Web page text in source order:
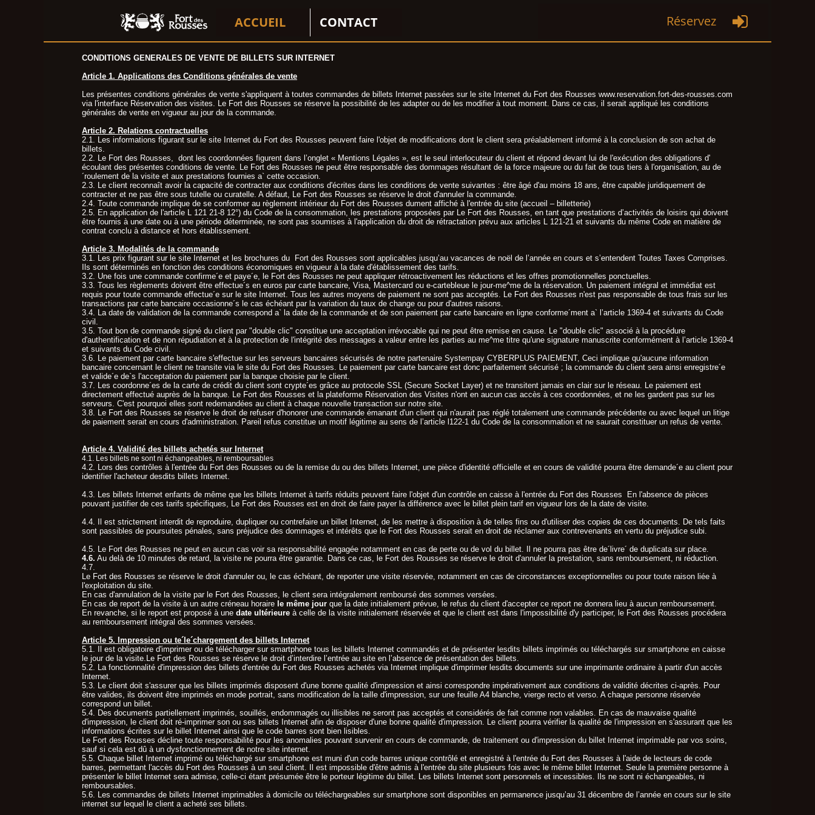
ACCUEIL CONTACT Réservez 
CONDITIONS GENERALES DE VENTE DE BILLETS SUR INTERNET
Article 1. Applications des Conditions générales de vente
Les présentes conditions générales de vente s'appliquent à toutes commandes de billets Internet passées sur le site Internet du Fort des Rousses www.reservation.fort-des-rousses.com
via l'interface Réservation des visites. Le Fort des Rousses se réserve la possibilité de les adapter ou de les modifier à tout moment. Dans ce cas, il serait appliqué les conditions
générales de vente en vigueur au jour de la commande.
Article 2. Relations contractuelles
2.1. Les informations figurant sur le site Internet du Fort des Rousses peuvent faire l'objet de modifications dont le client sera préalablement informé à la conclusion de son achat de
billets.
2.2. Le Fort des Rousses, dont les coordonnées figurent dans l’onglet « Mentions Légales », est le seul interlocuteur du client et répond devant lui de l'exécution des obligations d'
écoulant des présentes conditions de vente. Le Fort des Rousses ne peut être responsable des dommages résultant de la force majeure ou du fait de tous tiers à l'organisation, au de
´roulement de la visite et aux prestations fournies a` cette occasion.
2.3. Le client reconnaît avoir la capacité de contracter aux conditions d'écrites dans les conditions de vente suivantes : être âgé d'au moins 18 ans, être capable juridiquement de
contracter et ne pas être sous tutelle ou curatelle. A défaut, Le Fort des Rousses se réserve le droit d'annuler la commande.
2.4. Toute commande implique de se conformer au règlement intérieur du Fort des Rousses dument affiché à l'entrée du site (accueil – billetterie)
2.5. En application de l'article L 121 21-8 12°) du Code de la consommation, les prestations proposées par Le Fort des Rousses, en tant que prestations d’activités de loisirs qui doivent
être fournis à une date ou à une période déterminée, ne sont pas soumises à l'application du droit de rétractation prévu aux articles L 121-21 et suivants du même Code en matière de
contrat conclu à distance et hors établissement.
Article 3. Modalités de la commande
3.1. Les prix figurant sur le site Internet et les brochures du Fort des Rousses sont applicables jusqu’au vacances de noël de l’année en cours et s’entendent Toutes Taxes Comprises.
Ils sont déterminés en fonction des conditions économiques en vigueur à la date d'établissement des tarifs.
3.2. Une fois une commande confirme´e et paye´e, le Fort des Rousses ne peut appliquer rétroactivement les réductions et les offres promotionnelles ponctuelles.
3.3. Tous les règlements doivent être effectue´s en euros par carte bancaire, Visa, Mastercard ou e-cartebleue le jour-me^me de la réservation. Un paiement intégral et immédiat est
requis pour toute commande effectue´e sur le site Internet. Tous les autres moyens de paiement ne sont pas acceptés. Le Fort des Rousses n'est pas responsable de tous frais sur les
transactions par carte bancaire occasionne´s le cas échéant par la variation du taux de change ou pour d'autres raisons.
3.4. La date de validation de la commande correspond a` la date de la commande et de son paiement par carte bancaire en ligne conforme´ment a` l’article 1369-4 et suivants du Code
civil.
3.5. Tout bon de commande signé du client par "double clic" constitue une acceptation irrévocable qui ne peut être remise en cause. Le "double clic" associé à la procédure
d'authentification et de non répudiation et à la protection de l'intégrité des messages a valeur entre les parties au me^me titre qu'une signature manuscrite conformément à l’article 1369-4
et suivants du Code civil.
3.6. Le paiement par carte bancaire s'effectue sur les serveurs bancaires sécurisés de notre partenaire Systempay CYBERPLUS PAIEMENT, Ceci implique qu'aucune information
bancaire concernant le client ne transite via le site du Fort des Rousses. Le paiement par carte bancaire est donc parfaitement sécurisé ; la commande du client sera ainsi enregistre´e
et valide´e de`s l'acceptation du paiement par la banque choisie par le client.
3.7. Les coordonne´es de la carte de crédit du client sont crypte´es grâce au protocole SSL (Secure Socket Layer) et ne transitent jamais en clair sur le réseau. Le paiement est
directement effectué auprès de la banque. Le Fort des Rousses et la plateforme Réservation des Visites n'ont en aucun cas accès à ces coordonnées, et ne les gardent pas sur les
serveurs. C'est pourquoi elles sont redemandées au client à chaque nouvelle transaction sur notre site.
3.8. Le Fort des Rousses se réserve le droit de refuser d'honorer une commande émanant d'un client qui n'aurait pas réglé totalement une commande précédente ou avec lequel un litige
de paiement serait en cours d'administration. Pareil refus constitue un motif légitime au sens de l’article l122-1 du Code de la consommation et ne saurait constituer un refus de vente.
Article 4. Validité des billets achetés sur Internet
4.1. Les billets ne sont ni échangeables, ni remboursables.
4.2. Lors des contrôles à l'entrée du Fort des Rousses ou de la remise du ou des billets Internet, une pièce d'identité officielle et en cours de validité pourra être demande´e au client pour
identifier l'acheteur desdits billets Internet.
4.3. Les billets Internet enfants de même que les billets Internet à tarifs réduits peuvent faire l'objet d'un contrôle en caisse à l'entrée du Fort des Rousses En l'absence de pièces
pouvant justifier de ces tarifs spécifiques, Le Fort des Rousses est en droit de faire payer la différence avec le billet plein tarif en vigueur lors de la date de visite.
4.4. Il est strictement interdit de reproduire, dupliquer ou contrefaire un billet Internet, de les mettre à disposition à de telles fins ou d'utiliser des copies de ces documents. De tels faits
sont passibles de poursuites pénales, sans préjudice des dommages et intérêts que le Fort des Rousses serait en droit de réclamer aux contrevenants en vertu du préjudice subi.
4.5. Le Fort des Rousses ne peut en aucun cas voir sa responsabilité engagée notamment en cas de perte ou de vol du billet. Il ne pourra pas être de´livre´ de duplicata sur place.
4.6. Au delà de 10 minutes de retard, la visite ne pourra être garantie. Dans ce cas, le Fort des Rousses se réserve le droit d'annuler la prestation, sans remboursement, ni réduction.
4.7.
Le Fort des Rousses se réserve le droit d'annuler ou, le cas échéant, de reporter une visite réservée, notamment en cas de circonstances exceptionnelles ou pour toute raison liée à
l'exploitation du site.
En cas d'annulation de la visite par le Fort des Rousses, le client sera intégralement remboursé des sommes versées.
En cas de report de la visite à un autre créneau horaire le même jour que la date initialement prévue, le refus du client d'accepter ce report ne donnera lieu à aucun remboursement.
En revanche, si le report est proposé à une date ultérieure à celle de la visite initialement réservée et que le client est dans l'impossibilité d'y participer, le Fort des Rousses procédera
au remboursement intégral des sommes versées.
Article 5. Impression ou te´le´chargement des billets Internet
5.1. Il est obligatoire d'imprimer ou de télécharger sur smartphone tous les billets Internet commandés et de présenter lesdits billets imprimés ou téléchargés sur smartphone en caisse
le jour de la visite.Le Fort des Rousses se réserve le droit d’interdire l’entrée au site en l’absence de présentation des billets.
5.2. La fonctionnalité d'impression des billets d'entrée du Fort des Rousses achetés via Internet implique d'imprimer lesdits documents sur une imprimante ordinaire à partir d'un accès
Internet.
5.3. Le client doit s'assurer que les billets imprimés disposent d'une bonne qualité d'impression et ainsi correspondre impérativement aux conditions de validité décrites ci-après. Pour
être valides, ils doivent être imprimés en mode portrait, sans modification de la taille d'impression, sur une feuille A4 blanche, vierge recto et verso. A chaque personne réservée
correspond un billet.
5.4. Des documents partiellement imprimés, souillés, endommagés ou illisibles ne seront pas acceptés et considérés de fait comme non valables. En cas de mauvaise qualité
d'impression, le client doit ré-imprimer son ou ses billets Internet afin de disposer d'une bonne qualité d'impression. Le client pourra vérifier la qualité de l'impression en s'assurant que les
informations écrites sur le billet Internet ainsi que le code barres sont bien lisibles.
Le Fort des Rousses décline toute responsabilité pour les anomalies pouvant survenir en cours de commande, de traitement ou d'impression du billet Internet imprimable par vos soins,
sauf si cela est dû à un dysfonctionnement de notre site internet.
5.5. Chaque billet Internet imprimé ou téléchargé sur smartphone est muni d'un code barres unique contrôlé et enregistré à l'entrée du Fort des Rousses à l'aide de lecteurs de code
barres, permettant l'accès du Fort des Rousses à un seul client. Il est impossible d'être admis à l'entrée du site plusieurs fois avec le même billet Internet. Seule la première personne à
présenter le billet Internet sera admise, celle-ci étant présumée être le porteur légitime du billet. Les billets Internet sont personnels et incessibles. Ils ne sont ni échangeables, ni
remboursables.
5.6. Les commandes de billets Internet imprimables à domicile ou téléchargeables sur smartphone sont disponibles en permanence jusqu’au 31 décembre de l’année en cours sur le site
internet sur lequel le client a acheté ses billets.